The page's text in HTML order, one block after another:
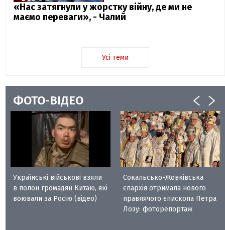
«Нас затягнули у жорстку війну, де ми не
маємо переваги», - Чалий
Усі теми
ФОТО-ВІДЕО
Українські військові взяли
в полон громадян Китаю, які
воювали за Росію (відео)
Сокальсько-Жовківська
єпархія отримала нового
правлячого єпископа Петра
Лозу: фоторепортаж